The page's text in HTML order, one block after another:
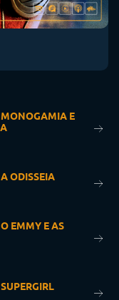
E
ODISSEIA
EMMY E AS